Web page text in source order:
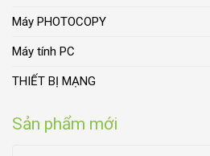
Máy PHOTOCOPY
Máy tính PC
THIẾT BỊ MẠNG
Sản phẩm mới